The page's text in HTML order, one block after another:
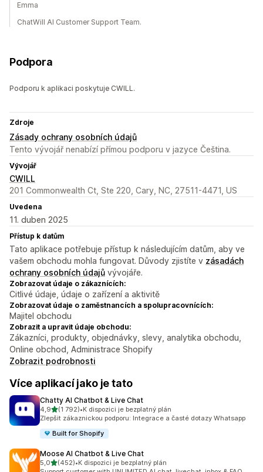
Emma
ChatWill AI Customer Support Team.
Podpora
Podporu k aplikaci poskytuje CWILL.
Zdroje
Zásady ochrany osobních údajů
Tento vývojář nenabízí přímou podporu v jazyce Čeština.
Vývojář
CWILL
201 Commonwealth Ct, Ste 220, Cary, NC, 27511-4471, US
Uvedena
11. duben 2025
Přístup k datům
Tato aplikace potřebuje přístup k následujícím datům, aby ve
vašem obchodu mohla fungovat. Důvody zjistíte v zásadách
ochrany osobních údajů vývojáře.
Zobrazovat údaje o zákaznících:
Citlivé údaje, údaje o zařízení a aktivitě
Zobrazovat údaje o zaměstnancích a spolupracovnících:
Majitel obchodu
Zobrazit a upravit údaje obchodu:
Zákazníci, produkty, objednávky, slevy, analytika obchodu,
Online obchod, Administrace Shopify
Zobrazit podrobnosti
Více aplikací jako je tato
Chatty AI Chatbot & Live Chat
4,9z 5 hvězd
(1 792)
Celkový počet recenzí: 1792
•K dispozici je bezplatný plán
Zlepšit zákaznickou podporu: Integrace a časté dotazy Whatsapp
Built for Shopify
Moose AI Chatbot & Live Chat
5,0z 5 hvězd
(452)
Celkový počet recenzí: 452
•K dispozici je bezplatný plán